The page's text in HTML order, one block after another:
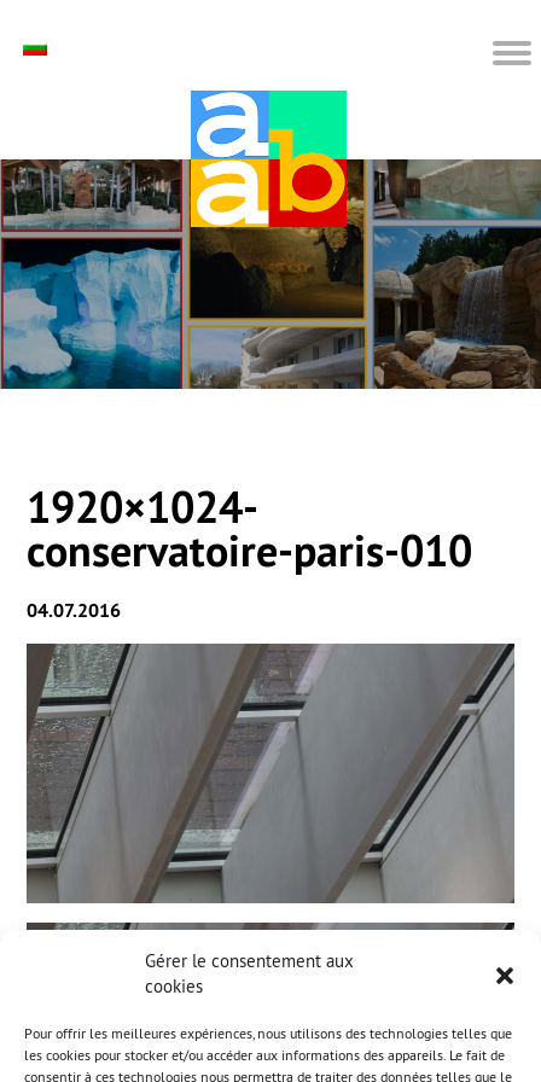
Gérer le consentement aux
cookies
Pour offrir les meilleures expériences, nous utilisons des technologies telles que
les cookies pour stocker et/ou accéder aux informations des appareils. Le fait de
consentir à ces technologies nous permettra de traiter des données telles que le
1920×1024-
conservatoire-paris-010
04.07.2016